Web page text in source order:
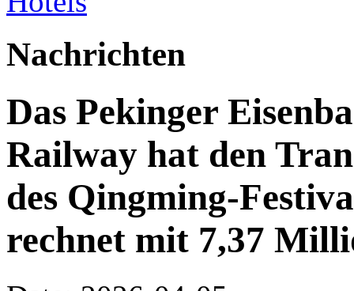
Nachrichten
Das Pekinger
Railway hat den
des Qingming-
rechnet mit 7,37